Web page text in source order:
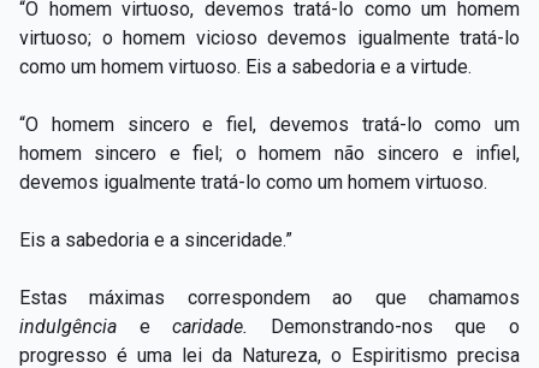
“O homem virtuoso, devemos tratá-lo como um homem
virtuoso; o homem vicioso devemos igualmente tratá-lo
como um homem virtuoso. Eis a sabedoria e a virtude.
“O homem sincero e fiel, devemos tratá-lo como um
homem sincero e fiel; o homem não sincero e infiel,
devemos igualmente tratá-lo como um homem virtuoso.
Eis a sabedoria e a sinceridade.”
Estas máximas correspondem ao que chamamos
indulgência ecaridade. Demonstrando-nos que o
progresso é uma lei da Natureza, o Espiritismo precisa